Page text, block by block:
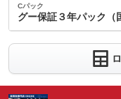
ョン価格
(税込)
車両本体価
Cパック
グー保証３年パック（
8.2 万円
車両本体価
格